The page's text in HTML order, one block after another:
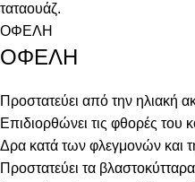
ταταουάζ.
ΟΦΕΛΗ
ΟΦΕΛΗ
Προστατεύει από την ηλιακή
Επιδιορθώνει τις φθορές του
Δρα κατά των φλεγμονών και
Προστατεύει τα